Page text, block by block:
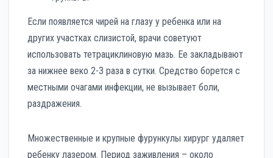
Если появляется чирей на глазу у ребенка или на
других участках слизистой, врачи советуют
использовать тетрациклиновую мазь. Ее закладывают
за нижнее веко 2-3 раза в сутки. Средство борется с
местными очагами инфекции, не вызывает боли,
раздражения.
Множественные и крупные фурункулы хирург удаляет
ребенку лазером. Период заживления – около